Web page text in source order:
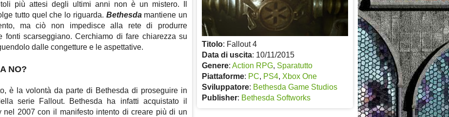
Titolo: Fallout 4
Data di uscita: 10/11/2015
Genere: Action RPG, Sparatutto
Piattaforme: PC, PS4, Xbox One
Sviluppatore: Bethesda Game Studios
Publisher: Bethesda Softworks
più attesi degli ultimi anni non è un mistero. Il
tutto quel che lo riguarda. Bethesda mantiene un
ma ciò non impedisce alla rete di produrre
fonti scarseggiano. Cerchiamo di fare chiarezza su
dalle congetture e le aspettative.
NO?
è la volontà da parte di Bethesda di proseguire in
serie Fallout. Bethesda ha infatti acquistato il
nel 2007 con il manifesto intento di creare più di un